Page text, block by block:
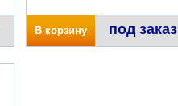
В корзину под заказ